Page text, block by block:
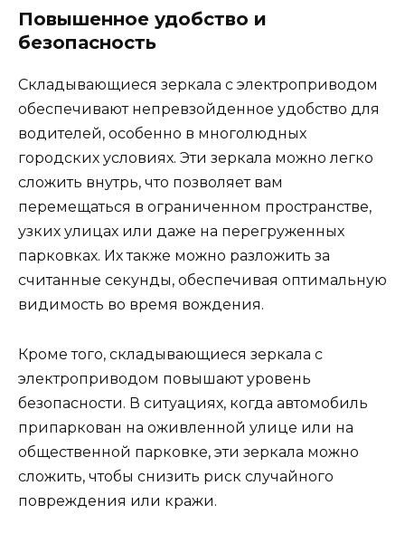
Повышенное удобство и
безопасность
Складывающиеся зеркала с электроприводом
обеспечивают непревзойденное удобство для
водителей, особенно в многолюдных
городских условиях. Эти зеркала можно легко
сложить внутрь, что позволяет вам
перемещаться в ограниченном пространстве,
узких улицах или даже на перегруженных
парковках. Их также можно разложить за
считанные секунды, обеспечивая оптимальную
видимость во время вождения.
Кроме того, складывающиеся зеркала с
электроприводом повышают уровень
безопасности. В ситуациях, когда автомобиль
припаркован на оживленной улице или на
общественной парковке, эти зеркала можно
сложить, чтобы снизить риск случайного
повреждения или кражи.